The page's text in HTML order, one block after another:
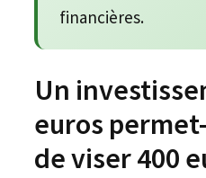
financières.
Un
euros
de viser 400